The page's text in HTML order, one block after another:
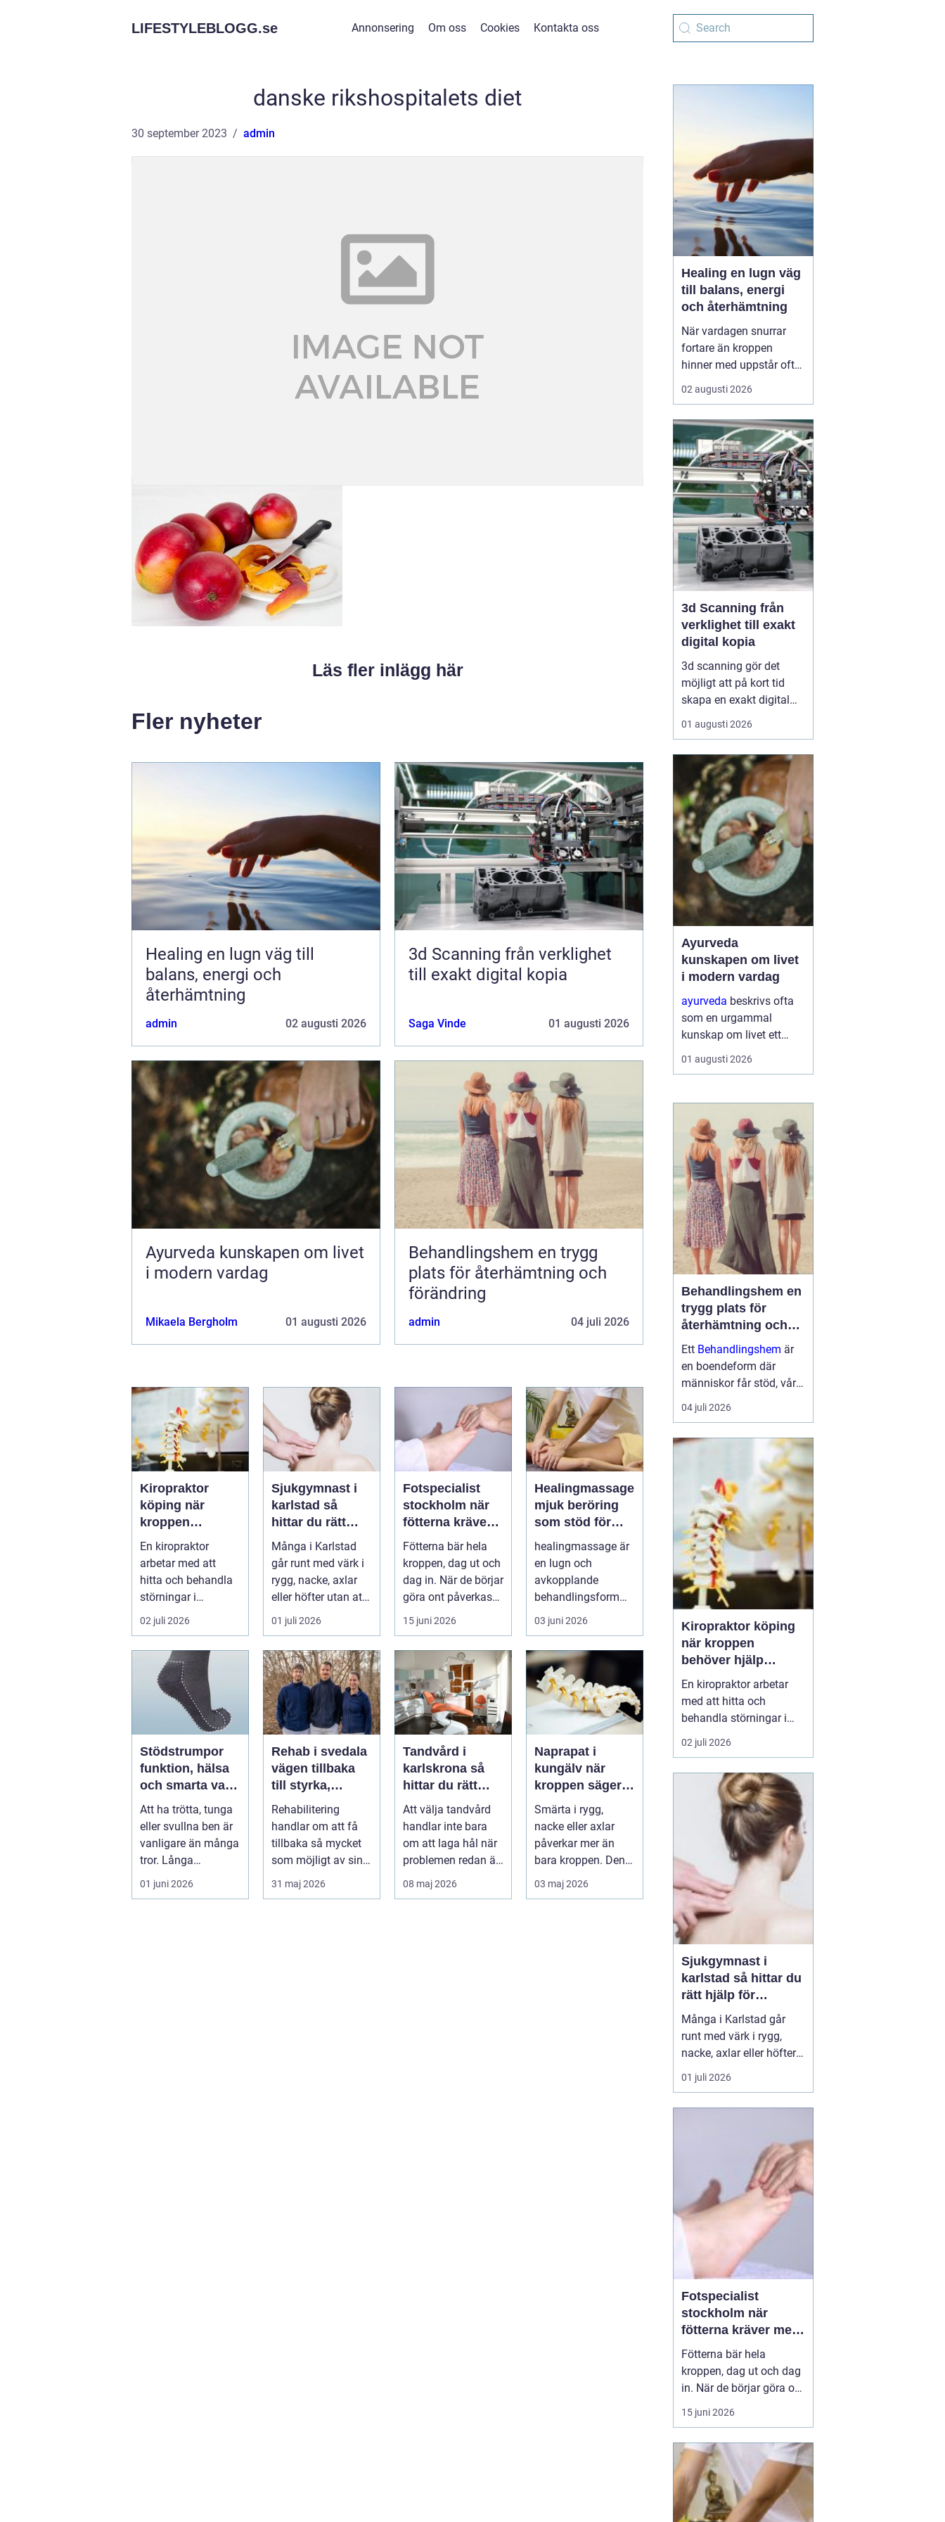
LIFESTYLEBLOGG.se Annonsering Om oss Cookies Kontakta oss
danske rikshospitalets diet
30 september 2023 admin
Läs fler inlägg här
Fler nyheter
Healing en lugn väg till
balans, energi och
återhämtning
admin 02 augusti 2026
3d Scanning från verklighet
till exakt digital kopia
Saga Vinde 01 augusti 2026
Ayurveda kunskapen om livet
i modern vardag
Mikaela Bergholm 01 augusti 2026
Behandlingshem en trygg
plats för återhämtning och
förändring
admin 04 juli 2026
Kiropraktor
köping när
kroppen
behöver hjälp
tillbaka
En kiropraktor
arbetar med att
hitta och behandla
störningar i
kroppens leder,
muskler och
nervsyste...
02 juli 2026
Sjukgymnast i
karlstad så
hittar du rätt
hjälp för
kroppen
Många i Karlstad
går runt med värk i
rygg, nacke, axlar
eller höfter utan att
söka hjälp. Andra
har ...
01 juli 2026
Fotspecialist
stockholm när
fötterna kräver
mer än vanliga
sulor
Fötterna bär hela
kroppen, dag ut och
dag in. När de börjar
göra ont påverkas
mer än bara stegen
sö...
15 juni 2026
Healingmassage
mjuk beröring
som stöd för
kropp och själ
healingmassage är
en lugn och
avkopplande
behandlingsform
som förenar
klassisk massage
med energibas...
03 juni 2026
Stödstrumpor
funktion, hälsa
och smarta val i
vardagen
Att ha trötta, tunga
eller svullna ben är
vanligare än många
tror. Långa
arbetsdagar på
hårda golv, ...
01 juni 2026
Rehab i svedala
vägen tillbaka
till styrka,
balans och
vardag
Rehabilitering
handlar om att få
tillbaka så mycket
som möjligt av sin
funktion, energi och
trygghet...
31 maj 2026
Tandvård i
karlskrona så
hittar du rätt
klinik för
långsiktig
munhälsa
Att välja tandvård
handlar inte bara
om att laga hål när
problemen redan är
ett faktum. Det
handlar ...
08 maj 2026
Naprapat i
kungälv när
kroppen säger
ifrån
Smärta i rygg,
nacke eller axlar
påverkar mer än
bara kroppen. Den
tar energi,
koncentration och
03 maj 2026
Healing en lugn väg
till balans, energi
och återhämtning
När vardagen snurrar
fortare än kroppen
hinner med uppstår ofta
spänningar, oro och
trötthet som inte går att
Många börjar då söka
efter metoder som kan
skapa lugn på djupet,
inte bara i tankarna utan
också i kroppen. I den
sökn...
02 augusti 2026
3d Scanning från
verklighet till exakt
digital kopia
3d scanning gör det
möjligt att på kort tid
skapa en exakt digital
kopia av nästan vad
som helst: en liten detalj,
eller en hel fabrik.
Tekniken används i dag
inom industri, bygg,
fastigheter, kulturarv och
infrastruktur för at...
01 augusti 2026
Ayurveda
kunskapen om livet
i modern vardag
ayurveda beskrivs ofta
som en urgammal
kunskap om livet ett
praktiskt system för
hälsa som förenar kropp,
stället för att enbart
fokusera på symptom
försöker ayurvedan
förstå varf...
01 augusti 2026
Behandlingshem en
trygg plats för
återhämtning och
förändring
Ett Behandlingshem är
en boendeform där
människor får stöd, vård
och struktur under en
period i livet när det
öppenvården inte räcker.
Målet är att skapa
trygghet, stabilitet och
förutsättni...
04 juli 2026
Kiropraktor köping
när kroppen
behöver hjälp
tillbaka
En kiropraktor arbetar
med att hitta och
behandla störningar i
kroppens leder, muskler
och nervsystem. Målet
smärta, bättre rörlighet
och en vardag som
fungerar igen.
Kiropraktik passar
många som kämpar
med återkommande
ryggont...
02 juli 2026
Sjukgymnast i
karlstad så hittar du
rätt hjälp för
kroppen
Många i Karlstad går
runt med värk i rygg,
nacke, axlar eller höfter
utan att söka hjälp.
Andra har råkat ut för en
släppa. En legitimerad
sjukgymnast kan då
göra stor skillnad.
Genom n...
01 juli 2026
Fotspecialist
stockholm när
fötterna kräver mer
än vanliga sulor
Fötterna bär hela
kroppen, dag ut och dag
in. När de börjar göra ont
påverkas mer än bara
stegen sömn, träning,
lidande. Många försöker
länge med egenvård,
inlägg från sportbutiken
eller vila, men
15 juni 2026